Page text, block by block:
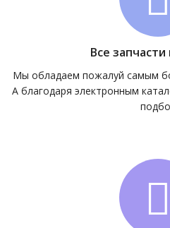
Все
Мы обладаем пожалуй самым
А благодаря электронным